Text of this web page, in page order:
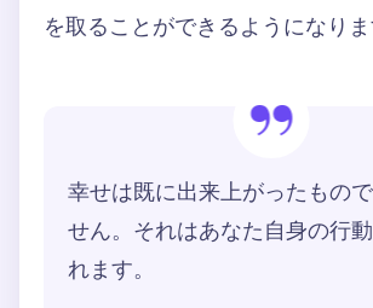
を取ることができるようになりま
幸せは既に出来上がったもの
せん。それはあなた自身の行
れます。